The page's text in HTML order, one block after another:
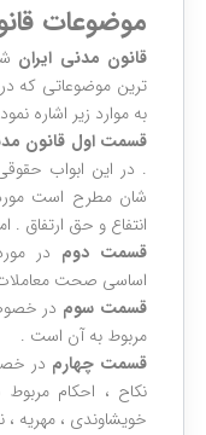
موضوعات
قانون مدنی ایران
ترین موضوعاتی که
به موارد زیر اشاره
قسمت اول قانون
. در این ابواب
شان مطرح است
انتفاع و حق ارتفاق .
قسمت دوم در
اساسی صحت معاملات
قسمت سوم در
مربوط به آن است .
قسمت چهارم در
نکاح ، احکام
خویشاوندی ، مهریه